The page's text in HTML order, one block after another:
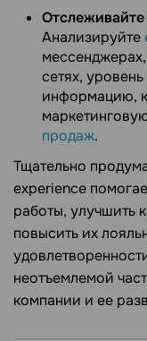
Отслеживайте
Анализируйте
сетях,
информацию,
продаж.
Тщательно
experience
работы, улучшить
повысить их
неотъемлемой
компании и ее